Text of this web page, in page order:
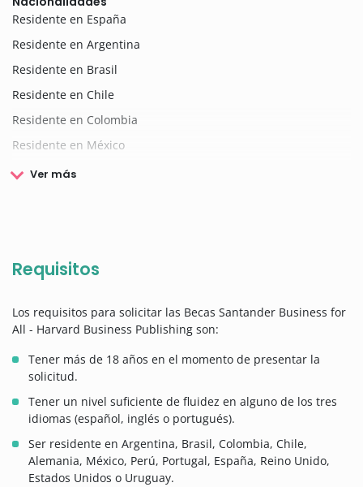
Residente en España
Residente en Argentina
Residente en Brasil
Residente en Chile
Residente en Colombia
Residente en México
Ver más
Requisitos
Los requisitos para solicitar las Becas Santander Business for
All - Harvard Business Publishing son:
Tener más de 18 años en el momento de presentar la
solicitud.
Tener un nivel suficiente de fluidez en alguno de los tres
idiomas (español, inglés o portugués).
Ser residente en Argentina, Brasil, Colombia, Chile,
Alemania, México, Perú, Portugal, España, Reino Unido,
Estados Unidos o Uruguay.